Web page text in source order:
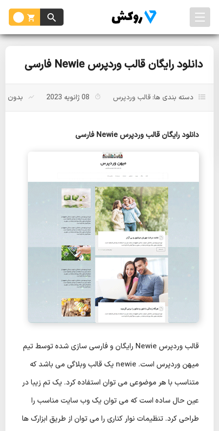
دانلود رایگان قالب وردپرس Newie فارسی
دسته بندی ها:قالب وردپرس 08 ژانویه 2023 بدون
دانلود رایگان قالب وردپرس Newie فارسی
قالب وردپرس Newie رایگان و فارسی سازی شده توسط تیم
میهن وردپرس است. newie یک قالب وبلاگی می باشد که
متناسب با هر موضوعی می توان استفاده کرد. یک تم زیبا در
عین حال ساده است که می توان یک وب سایت مناسب را
طراحی کرد. تنظیمات نوار کناری را می توان از طریق ابزارک ها